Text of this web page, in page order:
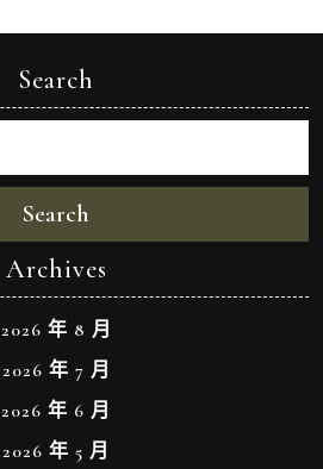
Search
Search
Archives
2026 年 8 月
2026 年 7 月
2026 年 6 月
2026 年 5 月